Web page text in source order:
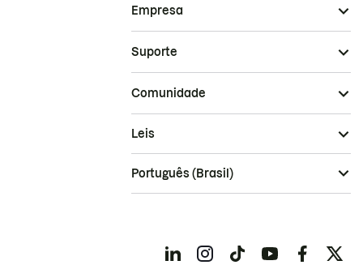
Empresa
Suporte
Comunidade
Leis
Português (Brasil)